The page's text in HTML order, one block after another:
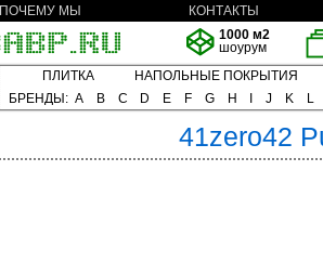
ПОЧЕМУ МЫ
КОНТАКТЫ
1000 м2
шоурум
ПЛИТКА
НАПОЛЬНЫЕ ПОКРЫТИЯ
БРЕНДЫ: A B C D E F G H J K L
41zero42